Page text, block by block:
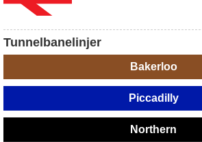
Tunnelbanelinjer
Bakerloo
Piccadilly
Northern